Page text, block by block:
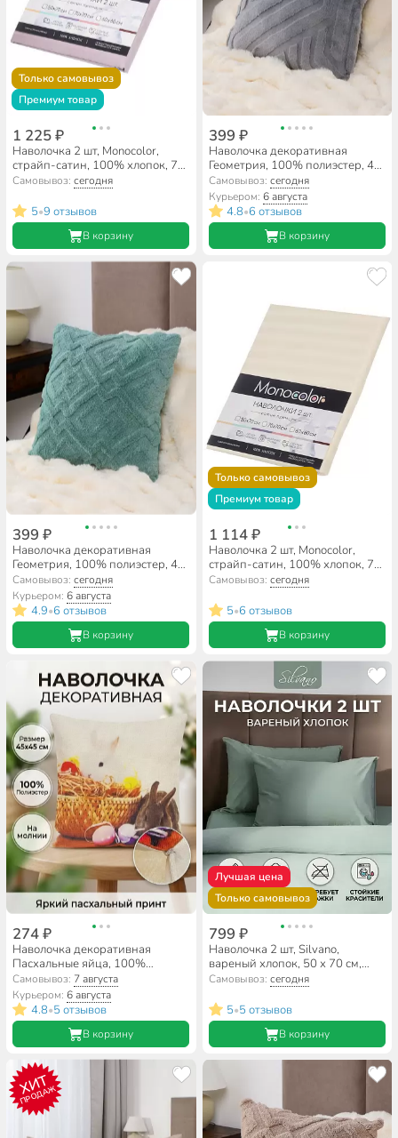
Только самовывоз
Премиум товар
1 225 ₽
Наволочка 2 шт, Monocolor,
страйп-сатин, 100% хлопок, 70
х 70 см, сирень, 140 г/м2, 4308
Самовывоз:сегодня
5•9 отзывов
В корзину
399 ₽
Наволочка декоративная
Геометрия, 100% полиэстер, 45
х 45 см, серая, A130224
Самовывоз: сегодня
Курьером: 6 августа
4.8•6 отзывов
В корзину
399 ₽
Наволочка декоративная
Геометрия, 100% полиэстер, 45
х 45 см, бирюза, A130223
Самовывоз:сегодня
Курьером:6 августа
4.9•6 отзывов
В корзину
Только самовывоз
Премиум товар
1 114 ₽
Наволочка 2 шт, Monocolor,
страйп-сатин, 100% хлопок, 70
х 70 см, шампань, 140 г/м2,
Самовывоз: сегодня
5•6 отзывов
В корзину
274 ₽
Наволочка декоративная
Пасхальные яйца, 100%
полиэстер, 45 х 45 см,
PU091008
Самовывоз: 7 августа
Курьером:6 августа
4.8•5 отзывов
В корзину
Лучшая цена
Только самовывоз
799 ₽
Наволочка 2 шт, Silvano,
вареный хлопок, 50 х 70 см,
м402, рисунок 6437
Самовывоз: сегодня
5•5 отзывов
В корзину
ХИТ
ПРОДАЖ